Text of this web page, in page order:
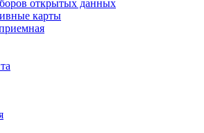
открытых данных
карты